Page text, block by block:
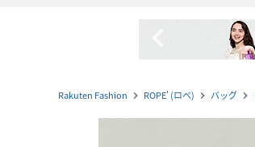
Rakuten Fashion navigate_next ROPE' (ロペ) navigate_next バッグ navigate_next